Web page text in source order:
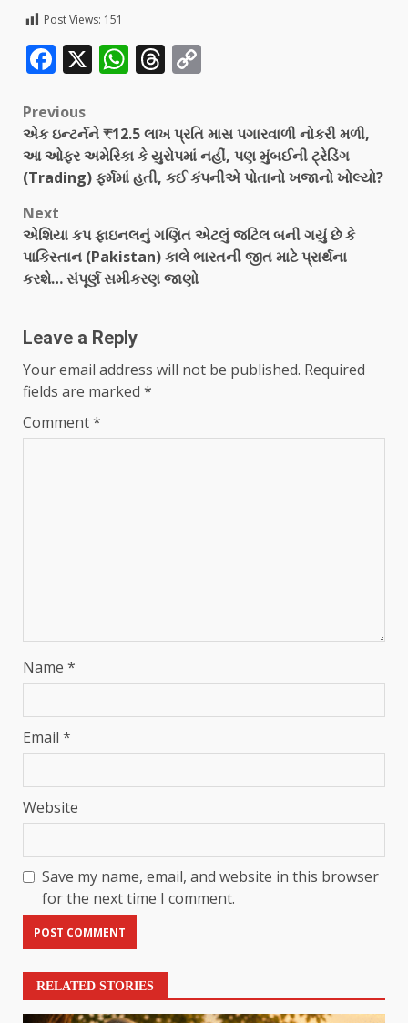
Post Views: 151
Facebook
X WhatsApp
Threads
Previous
એક ઇન્ટર્નને ₹12.5 લાખ પ્રતિ માસ પગારવાળી નોકરી મળી,
આ ઓફર અમેરિકા કે યુરોપમાં નહીં, પણ મુંબઈની ટ્રેડિંગ
(Trading) ફર્મમાં હતી, કઈ કંપનીએ પોતાનો ખજાનો ખોલ્યો?
Next
એશિયા કપ ફાઇનલનું ગણિત એટલું જટિલ બની ગયું છે કે
પાકિસ્તાન (Pakistan) કાલે ભારતની જીત માટે પ્રાર્થના
કરશે… સંપૂર્ણ સમીકરણ જાણો
Leave a Reply
Your email address will not be published. Required
fields are marked *
Comment*
Name *
Email *
Website
Save my name, email, and website in this browser
for the next time I comment.
RELATED STORIES